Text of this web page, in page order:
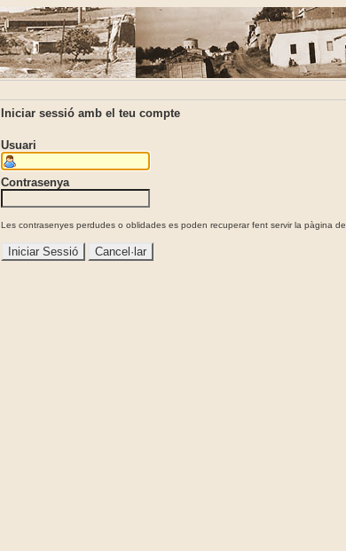
Iniciar sessió amb el teu compte
Usuari
Contrasenya
Les contrasenyes perdudes o oblidades es poden recuperar fent servir la pàgina de